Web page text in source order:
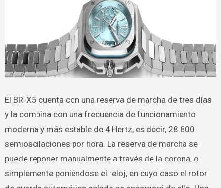
El BR-X5 cuenta con una reserva de marcha de tres días
y la combina con una frecuencia de funcionamiento
moderna y más estable de 4 Hertz, es decir, 28.800
semioscilaciones por hora. La reserva de marcha se
puede reponer manualmente a través de la corona, o
simplemente poniéndose el reloj, en cuyo caso el rotor